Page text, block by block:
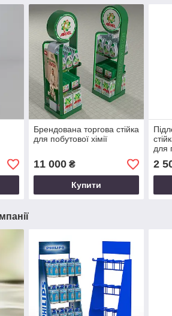
Брендована торгова стійка
для побутової хімії
11 000₴
Купити
для
|
2